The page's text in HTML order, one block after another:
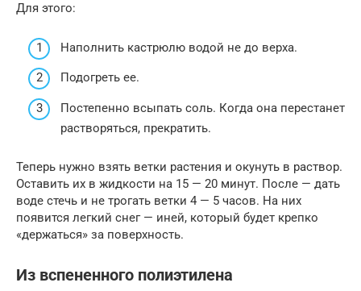
Для этого:
Наполнить кастрюлю водой не до верха.
Подогреть ее.
Постепенно всыпать соль. Когда она перестанет
растворяться, прекратить.
Теперь нужно взять ветки растения и окунуть в раствор.
Оставить их в жидкости на 15 — 20 минут. После — дать
воде стечь и не трогать ветки 4 — 5 часов. На них
появится легкий снег — иней, который будет крепко
«держаться» за поверхность.
Из вспененного полиэтилена